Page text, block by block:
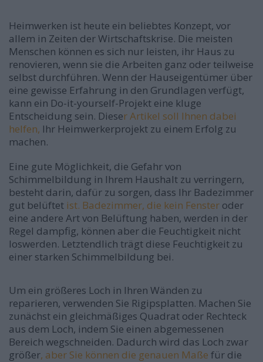
Heimwerken ist heute ein beliebtes Konzept, vor
allem in Zeiten der Wirtschaftskrise. Die meisten
Menschen können es sich nur leisten, ihr Haus zu
renovieren, wenn sie die Arbeiten ganz oder teilweise
selbst durchführen. Wenn der Hauseigentümer über
eine gewisse Erfahrung in den Grundlagen verfügt,
kann ein Do-it-yourself-Projekt eine kluge
Entscheidung sein. Dieser Artikel soll Ihnen dabei
helfen, Ihr Heimwerkerprojekt zu einem Erfolg zu
machen.
Eine gute Möglichkeit, die Gefahr von
Schimmelbildung in Ihrem Haushalt zu verringern,
besteht darin, dafür zu sorgen, dass Ihr Badezimmer
gut belüftet ist. Badezimmer, die kein Fenster oder
eine andere Art von Belüftung haben, werden in der
Regel dampfig, können aber die Feuchtigkeit nicht
loswerden. Letztendlich trägt diese Feuchtigkeit zu
einer starken Schimmelbildung bei.
Um ein größeres Loch in Ihren Wänden zu
reparieren, verwenden Sie Rigipsplatten. Machen Sie
zunächst ein gleichmäßiges Quadrat oder Rechteck
aus dem Loch, indem Sie einen abgemessenen
Bereich wegschneiden. Dadurch wird das Loch zwar
größer, aber Sie können die genauen Maße für die